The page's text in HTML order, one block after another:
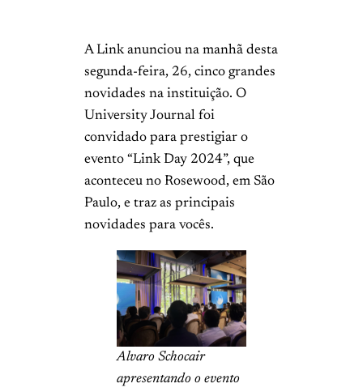
A Link anunciou na manhã desta
segunda-feira, 26, cinco grandes
novidades na instituição. O
University Journal foi
convidado para prestigiar o
evento “Link Day 2024”, que
aconteceu no Rosewood, em São
Paulo, e traz as principais
novidades para vocês.
Alvaro Schocair
apresentando o evento